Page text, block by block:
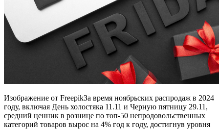
Изображение от FreepikЗа время ноябрьских распродаж в 2024
году, включая День холостяка 11.11 и Черную пятницу 29.11,
средний ценник в рознице по топ-50 непродовольственных
категорий товаров вырос на 4% год к году, достигнув уровня